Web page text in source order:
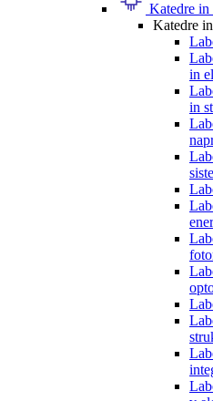
Katedre
Katedre
in
in